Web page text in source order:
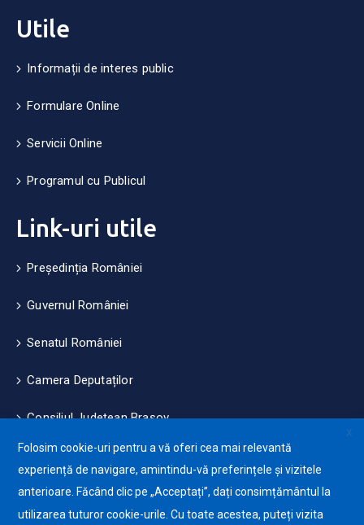
Utile
Informații de interes public
Formulare Online
Servicii Online
Programul cu Publicul
Link-uri utile
Președinția României
Guvernul României
Senatul României
Camera Deputaților
Consiliul Județean Brașov
Măsuri de mediu și climă
Protecția datelor cu caracter personale (GDPR)
Politica de utilizare a Cookie-urilor
X
Folosim cookie-uri pentru a vă oferi cea mai relevantă
experiență de navigare, amintindu-vă preferințele și vizitele
anterioare. Făcând clic pe „Acceptați”, dați consimțământul la
utilizarea tuturor cookie-urile. Cu toate acestea, puteți vizita